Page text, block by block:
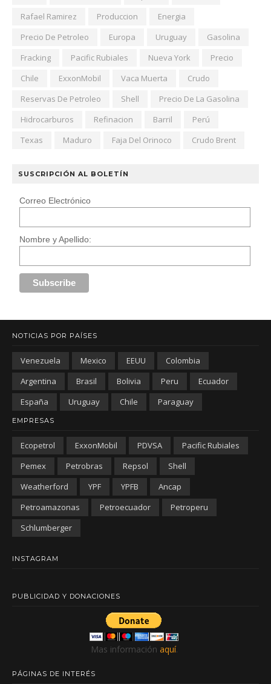
Rafael Ramirez
Produccion
Energia
Precio De Petroleo
Europa Uruguay
Gasolina
Fracking
Pacific Rubiales Nueva York
Precio
Chile
ExxonMobil Vaca Muerta
Crudo
Reservas De Petroleo
Shell
Precio De La Gasolina
Hidrocarburos
Refinacion Barril
Perú
Texas
Maduro Faja Del Orinoco Crudo Brent
SUSCRIPCIÓN AL BOLETÍN
Correo Electrónico
Nombre y Apellido:
NOTICIAS POR PAÍSES
Venezuela Mexico EEUU
Colombia
Argentina
Brasil Bolivia Peru
Ecuador
España
Uruguay Chile Paraguay
EMPRESAS
Ecopetrol ExxonMobil PDVSA
Pacific Rubiales
Pemex
Petrobras Repsol
Shell
Weatherford
YPF YPFB
Ancap
Petroamazonas
Petroecuador
Petroperu
Schlumberger
INSTAGRAM
PUBLICIDAD Y DONACIONES
Mas información aquí.
PÁGINAS DE INTERÉS